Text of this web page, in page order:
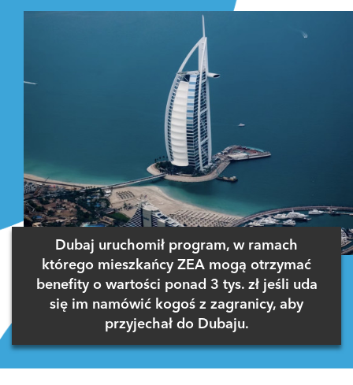
Dubaj uruchomił program, w ramach
którego mieszkańcy ZEA mogą otrzymać
benefity o wartości ponad 3 tys. zł jeśli uda
się im namówić kogoś z zagranicy, aby
przyjechał do Dubaju.